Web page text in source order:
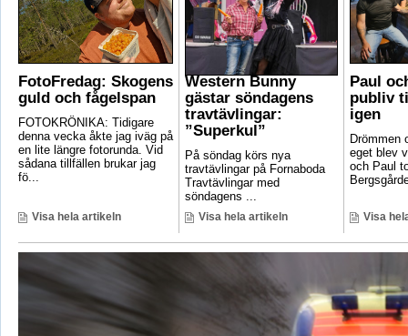
FotoFredag: Skogens
guld och fågelspan
FOTOKRÖNIKA: Tidigare
denna vecka åkte jag iväg på
en lite längre fotorunda. Vid
sådana tillfällen brukar jag
fö...
Visa hela artikeln
Western Bunny
gästar söndagens
travtävlingar:
”Superkul”
På söndag körs nya
travtävlingar på Fornaboda
Travtävlingar med
söndagens ...
Visa hela artikeln
Paul
publiv
igen
Drömmen
eget blev
och Paul
Visa